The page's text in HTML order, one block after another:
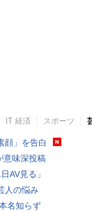
IT 経済 スポーツ
顔」を告白
意味深投稿
AV見る」
人の悩み
名知らず